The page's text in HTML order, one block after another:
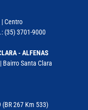
Centro
(35) 3701-9000
- ALFENAS
Bairro Santa Clara
267 Km 533)